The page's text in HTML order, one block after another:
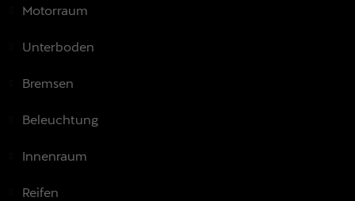
Motorraum
Unterboden
Bremsen
Beleuchtung
Innenraum
Reifen